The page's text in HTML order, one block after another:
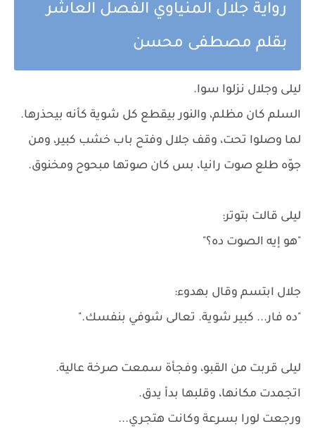
رواية جلال المنياوي الفصل العاشر
بقلم مصطفى محسن
ليلى وجلال نزلوا سوا.
السلم كان مظلم، والنور بيقطع كل شوية كأنه بيحذرها.
لما وصلوا تحت، وقف جلال وفتح باب خشب كبير، ومن
جوّه طلع صوت رانيا، بس كان صوتها مبحوح ومخنوق.
ليلى قالت بتوتر:
"هو إيه الصوت ده؟"
جلال ابتسم وقال بهدوء:
"ده فار... كبير شوية. تعالى شوفي بنفسك."
ليلى قربت من القبو، وفجأة سمعت صرخة عالية.
اتجمدت مكانها، وقلبها بدأ يدق.
ورجعت لورا بسرعة وكانت هتجري...